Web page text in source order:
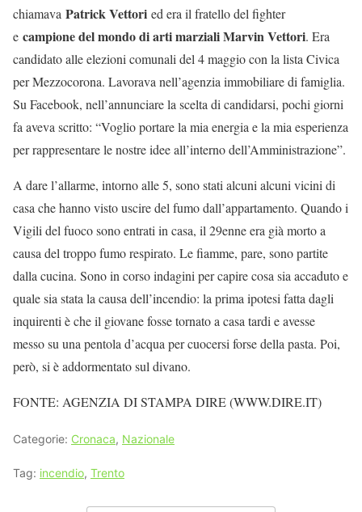
chiamava Patrick Vettori ed era il fratello del fighter
e campione del mondo di arti marziali Marvin Vettori. Era
candidato alle elezioni comunali del 4 maggio con la lista Civica
per Mezzocorona. Lavorava nell’agenzia immobiliare di famiglia.
Su Facebook, nell’annunciare la scelta di candidarsi, pochi giorni
fa aveva scritto: “Voglio portare la mia energia e la mia esperienza
per rappresentare le nostre idee all’interno dell’Amministrazione”.
A dare l’allarme, intorno alle 5, sono stati alcuni alcuni vicini di
casa che hanno visto uscire del fumo dall’appartamento. Quando i
Vigili del fuoco sono entrati in casa, il 29enne era già morto a
causa del troppo fumo respirato. Le fiamme, pare, sono partite
dalla cucina. Sono in corso indagini per capire cosa sia accaduto e
quale sia stata la causa dell’incendio: la prima ipotesi fatta dagli
inquirenti è che il giovane fosse tornato a casa tardi e avesse
messo su una pentola d’acqua per cuocersi forse della pasta. Poi,
però, si è addormentato sul divano.
FONTE: AGENZIA DI STAMPA DIRE (WWW.DIRE.IT)
Categorie: Cronaca, Nazionale
Tag: incendio, Trento